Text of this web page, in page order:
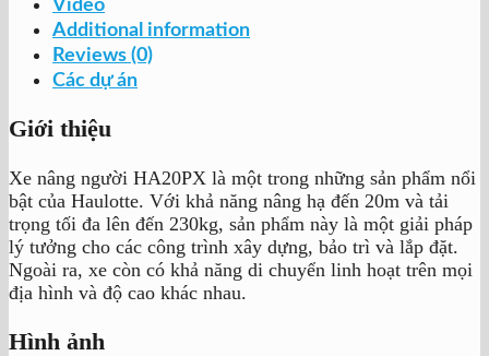
Video
Additional information
Reviews (0)
Các dự án
Giới thiệu
Xe nâng người HA20PX là một trong những sản phẩm nổi
bật của Haulotte. Với khả năng nâng hạ đến 20m và tải
trọng tối đa lên đến 230kg, sản phẩm này là một giải pháp
lý tưởng cho các công trình xây dựng, bảo trì và lắp đặt.
Ngoài ra, xe còn có khả năng di chuyển linh hoạt trên mọi
địa hình và độ cao khác nhau.
Hình ảnh